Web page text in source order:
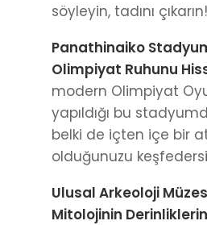
söyleyin, tadını çıkarın!
Panathinaiko
Olimpiyat Ruhunu
modern Olimpiyat
yapıldığı bu
belki de içten içe bir
olduğunuzu
Ulusal Arkeoloji
Mitolojinin